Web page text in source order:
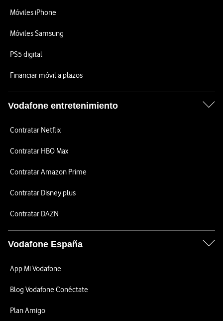
Móviles iPhone
Móviles Samsung
PS5 digital
Financiar móvil a plazos
Vodafone entretenimiento
Contratar Netflix
Contratar HBO Max
Contratar Amazon Prime
Contratar Disney plus
Contratar DAZN
Vodafone España
App Mi Vodafone
Blog Vodafone Conéctate
Plan Amigo